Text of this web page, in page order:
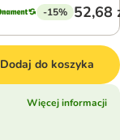
-15% 52,68
Dodaj do koszyka
Więcej informacji